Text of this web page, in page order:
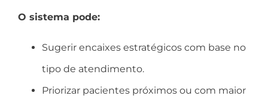
O sistema pode:
Sugerir encaixes estratégicos com base no
tipo de atendimento.
Priorizar pacientes próximos ou com maior